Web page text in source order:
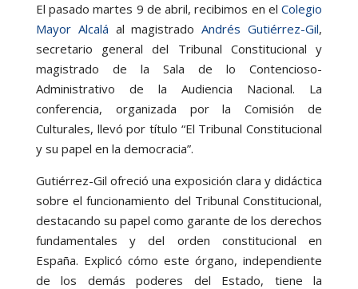
El pasado martes 9 de abril, recibimos en elColegio
Mayor Alcalá al magistradoAndrés Gutiérrez-Gil,
secretario general del Tribunal Constitucional y
magistrado de la Sala de lo Contencioso-
Administrativo de la Audiencia Nacional.
La
conferencia, organizada por la Comisión de
Culturales, llevó por título “El Tribunal Constitucional
y su papel en la democracia”.
Gutiérrez-Gil ofreció una exposición clara y didáctica
sobre el funcionamiento del Tribunal Constitucional,
destacando su papel como garante de los derechos
fundamentales y del orden constitucional en
España. Explicó cómo este órgano, independiente
de los demás poderes del Estado, tiene la